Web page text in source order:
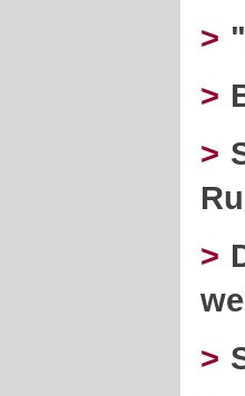
>
>
>
>
>